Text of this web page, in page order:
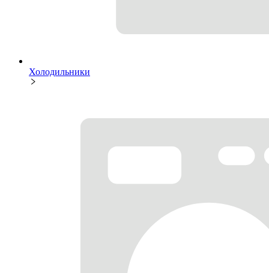
Холодильники